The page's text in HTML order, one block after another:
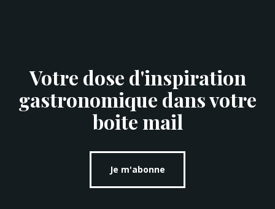
Votre dose d'inspiration
gastronomique dans votre
boite mail
Je m'abonne